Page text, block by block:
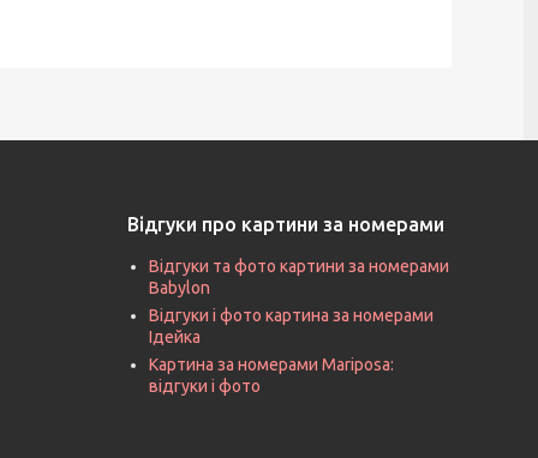
Відгуки про картини за номерами
Відгуки та фото картини за номерами
Babylon
Відгуки і фото картина за номерами
Ідейка
Картина за номерами Mariposa:
відгуки і фото